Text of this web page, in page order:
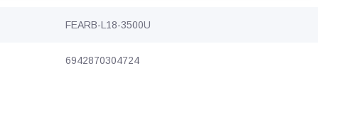
FEARB-L18-3500U
6942870304724